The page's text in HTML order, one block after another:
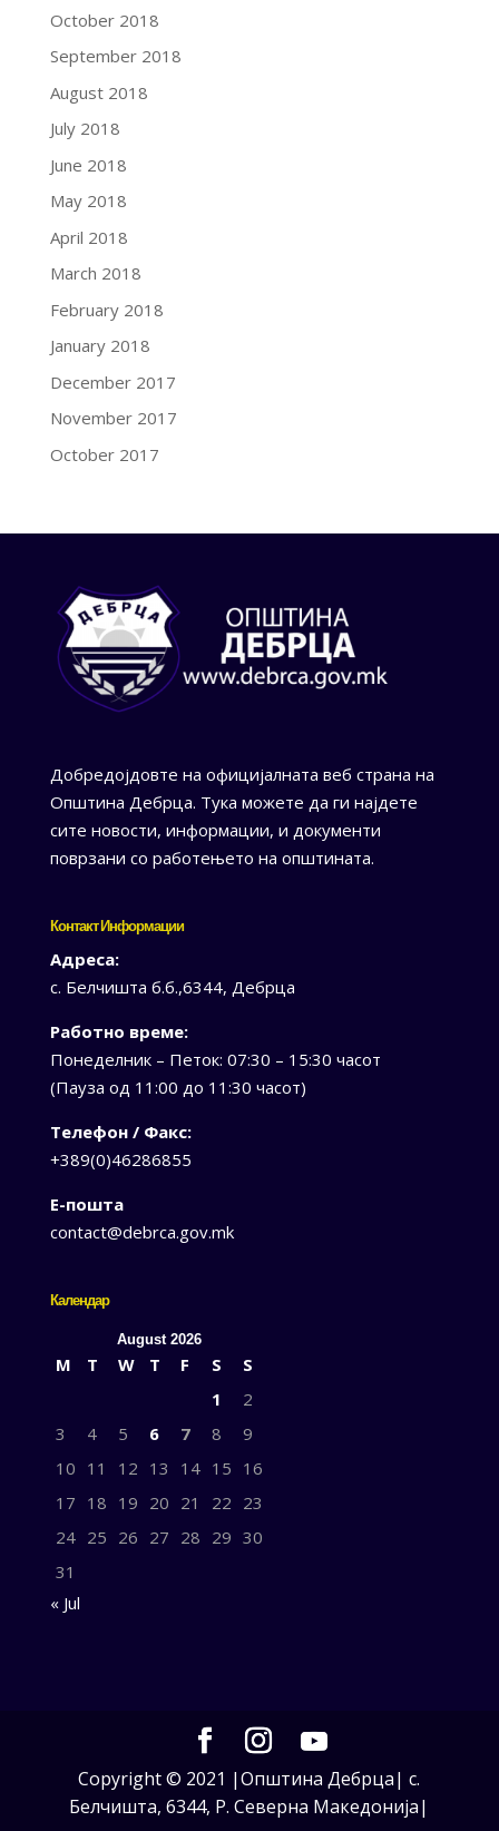
October 2018
September 2018
August 2018
July 2018
June 2018
May 2018
April 2018
March 2018
February 2018
January 2018
December 2017
November 2017
October 2017
Добредојдовте на официјалната веб страна на
Општина Дебрца. Тука можете да ги најдете
сите новости, информации, и документи
поврзани со работењето на општината.
Контакт Информации
Адреса:
с. Белчишта б.б.,6344, Дебрца
Работно време:
Понеделник – Петок: 07:30 – 15:30 часот
(Пауза од 11:00 до 11:30 часот)
Телефон / Факс:
+389(0)46286855
Е-пошта
contact@debrca.gov.mk
Календар
August 2026
M T W T F S
S
1
2
3
4 5 6 7 8
9
10 11 12 13 14 15 16
17 18 19 20 21 22 23
24 25 26 27 28 29 30
31
« Jul
Copyright © 2021 |Општина Дебрца| с.
Белчишта, 6344, Р. Северна Македонија|